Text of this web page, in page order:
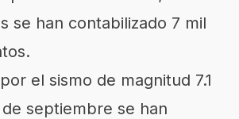
se han contabilizado 7 mil
el sismo de magnitud 7.1
septiembre se han